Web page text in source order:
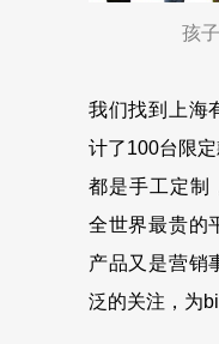
孩
我们找到上海
计了100台限
都是手工定制
全世界最贵的
产品又是营销
泛的关注，为